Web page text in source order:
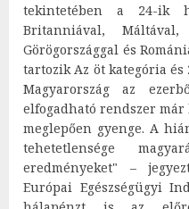
tekintetében a 24-ik
Britanniával, Máltával,
Görögországgal és
tartozik Az öt kategória
Magyarország az
elfogadható rendszer
meglepően gyenge. A
tehetetlensége
eredményeket" –
Európai Egészségügyi